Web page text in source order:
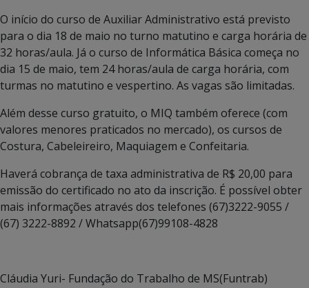
O início do curso de Auxiliar Administrativo está previsto
para o dia 18 de maio no turno matutino e carga horária de
32 horas/aula. Já o curso de Informática Básica começa no
dia 15 de maio, tem 24 horas/aula de carga horária, com
turmas no matutino e vespertino. As vagas são limitadas.
Além desse curso gratuito, o MIQ também oferece (com
valores menores praticados no mercado), os cursos de
Costura, Cabeleireiro, Maquiagem e Confeitaria.
Haverá cobrança de taxa administrativa de R$ 20,00 para
emissão do certificado no ato da inscrição. É possível obter
mais informações através dos telefones (67)3222-9055 /
(67) 3222-8892 / Whatsapp(67)99108-4828
Cláudia Yuri- Fundação do Trabalho de MS(Funtrab)